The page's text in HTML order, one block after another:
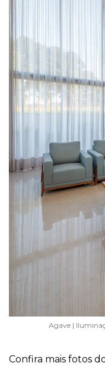
Agave |
Confira mais fotos